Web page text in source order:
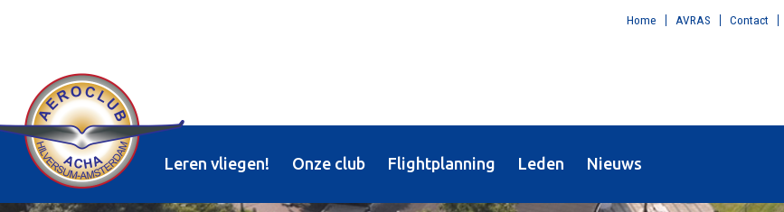
Home AVRAS Contact
Leren vliegen! Onze club Flightplanning Leden Nieuws